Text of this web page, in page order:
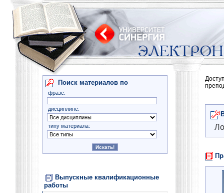
Поиск материалов по
фразе:
дисциплине:
типу материала:
Выпускные квалификационные
работы